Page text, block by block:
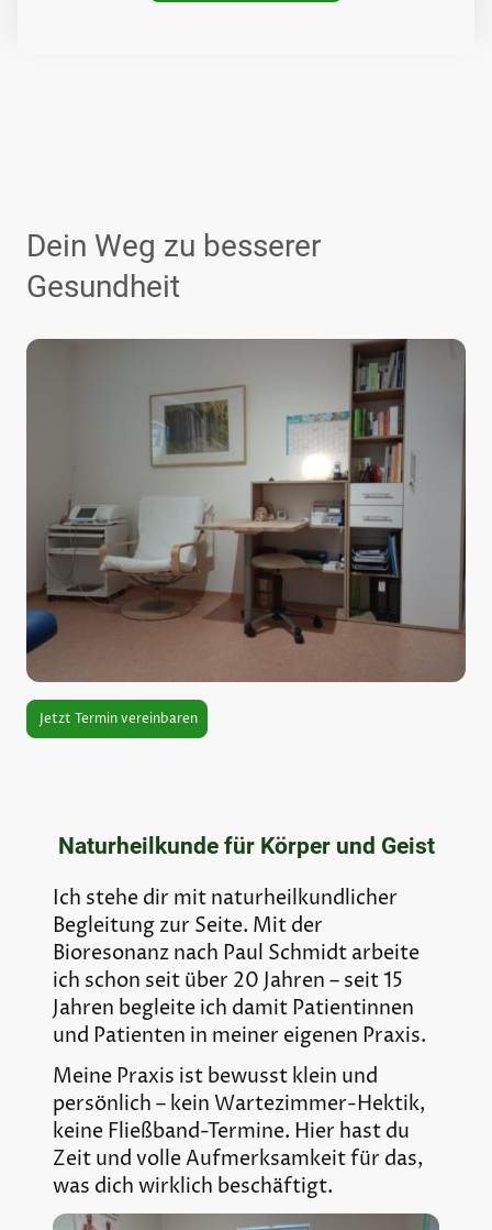
Dein Weg zu besserer
Gesundheit
Jetzt Termin vereinbaren
Naturheilkunde für Körper und Geist
Ich stehe dir mit naturheilkundlicher
Begleitung zur Seite. Mit der
Bioresonanz nach Paul Schmidt arbeite
ich schon seit über 20 Jahren – seit 15
Jahren begleite ich damit Patientinnen
und Patienten in meiner eigenen Praxis.
Meine Praxis ist bewusst klein und
persönlich – kein Wartezimmer-Hektik,
keine Fließband-Termine. Hier hast du
Zeit und volle Aufmerksamkeit für das,
was dich wirklich beschäftigt.